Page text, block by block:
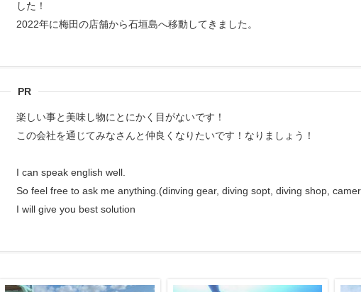
した！
2022年に梅田の店舗から石垣島へ移動してきました。
PR
楽しい事と美味し物にとにかく目がないです！
この会社を通じてみなさんと仲良くなりたいです！なりましょう！
I can speak english well.
So feel free to ask me anything.(dinving gear, diving sopt, diving shop,
I will give you best solution